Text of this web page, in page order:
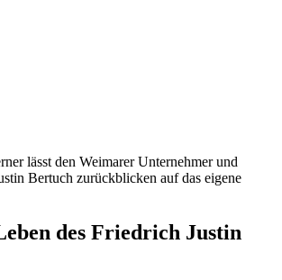
lässt den Weimarer Unternehmer und
Bertuch zurückblicken auf das eigene
des Friedrich Justin